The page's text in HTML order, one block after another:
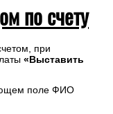
по счету
при
«Выставить
поле ФИО